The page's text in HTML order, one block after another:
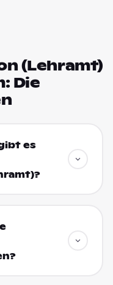
(Lehramt)
Die
es